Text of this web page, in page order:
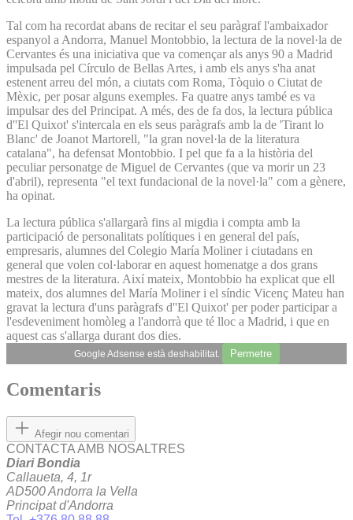
Tal com ha recordat abans de recitar el seu paràgraf l'ambaixador
espanyol a Andorra, Manuel Montobbio, la lectura de la novel·la de
Cervantes és una iniciativa que va començar als anys 90 a Madrid
impulsada pel Círculo de Bellas Artes, i amb els anys s'ha anat
estenent arreu del món, a ciutats com Roma, Tòquio o Ciutat de
Mèxic, per posar alguns exemples. Fa quatre anys també es va
impulsar des del Principat. A més, des de fa dos, la lectura pública
d''El Quixot' s'intercala en els seus paràgrafs amb la de 'Tirant lo
Blanc' de Joanot Martorell, "la gran novel·la de la literatura
catalana", ha defensat Montobbio. I pel que fa a la història del
peculiar personatge de Miguel de Cervantes (que va morir un 23
d'abril), representa "el text fundacional de la novel·la" com a gènere,
ha opinat.
La lectura pública s'allargarà fins al migdia i compta amb la
participació de personalitats polítiques i en general del país,
empresaris, alumnes del Colegio María Moliner i ciutadans en
general que volen col·laborar en aquest homenatge a dos grans
mestres de la literatura. Així mateix, Montobbio ha explicat que ell
mateix, dos alumnes del María Moliner i el síndic Vicenç Mateu han
gravat la lectura d'uns paràgrafs d''El Quixot' per poder participar a
l'esdeveniment homòleg a l'andorrà que té lloc a Madrid, i que en
aquest cas s'allarga durant dos dies.
Google Adsense està deshabilitat. Permetre
Comentaris
Afegir nou comentari
CONTACTA AMB NOSALTRES
Diari Bondia
Callaueta, 4, 1r
AD500 Andorra la Vella
Principat d'Andorra